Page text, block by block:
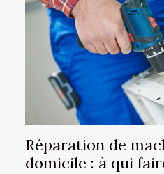
Réparation de
domicile : à qui